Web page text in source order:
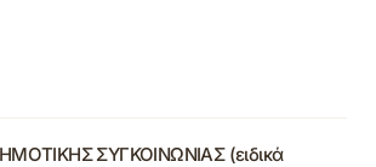
ΣΥΓΚΟΙΝΩΝΙΑΣ (ειδικά